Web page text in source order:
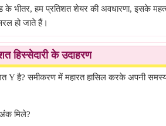
भीतर, हम प्रतिशत शेयर की अवधारणा, इसके
हो जाते हैं।
हिस्सेदारी के उदाहरण
Y है? समीकरण में महारत हासिल करके अपनी
मिले?